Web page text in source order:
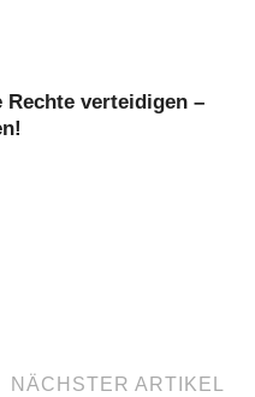
Rechte verteidigen –
NÄCHSTER ARTIKEL